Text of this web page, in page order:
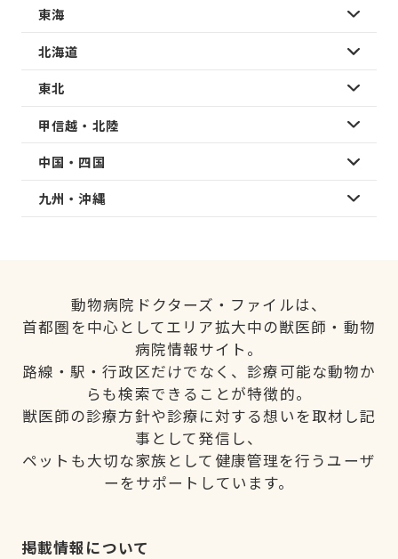
東海
北海道
東北
甲信越・北陸
中国・四国
九州・沖縄
動物病院ドクターズ・ファイルは、
首都圏を中心としてエリア拡大中の獣医師・動物
病院情報サイト。
路線・駅・行政区だけでなく、診療可能な動物か
らも検索できることが特徴的。
獣医師の診療方針や診療に対する想いを取材し記
事として発信し、
ペットも大切な家族として健康管理を行うユーザ
ーをサポートしています。
掲載情報について